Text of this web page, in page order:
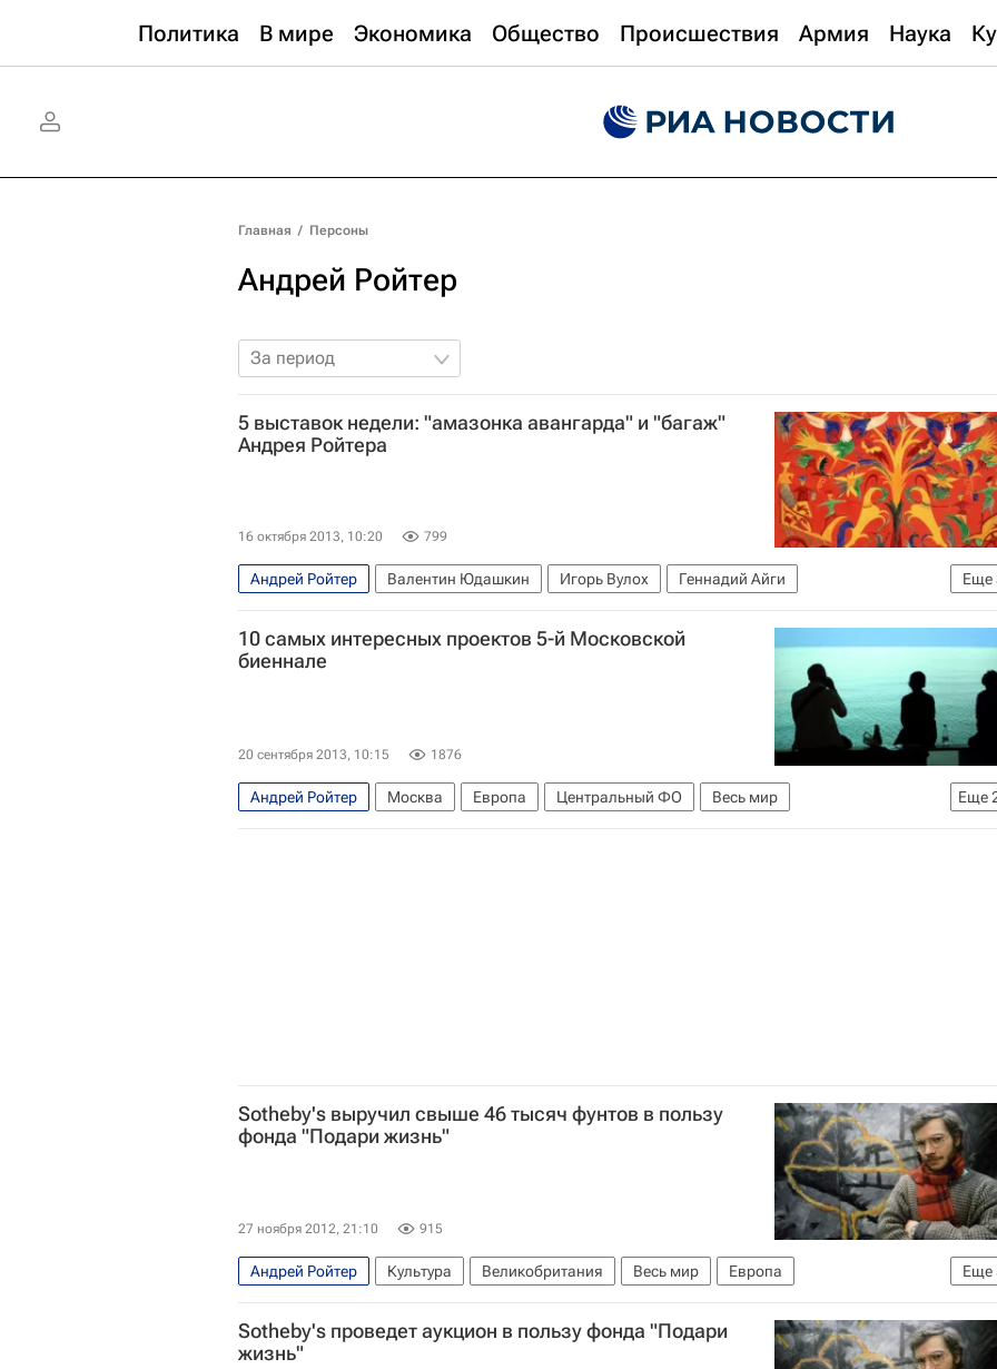
Политика В мире Экономика Общество Происшествия Армия Наука
Главная / Персоны
Андрей Ройтер
За период
5 выставок недели: "амазонка авангарда" и "багаж"
Андрея Ройтера
16 октября 2013, 10:20 799
Еще
Андрей Ройтер Валентин Юдашкин Игорь Вулох
Геннадий Айги
Третьяковская галерея
Московский музей современного искусства
Государственный музей изобразительных искусств имени А. С. Пушкина
10 самых интересных проектов 5-й Московской
биеннале
20 сентября 2013, 10:15 1876
Еще
Андрей Ройтер Москва Европа Центральный ФО
Весь мир
Анатолий Осмоловский
Ирина Корина Вадим Захаров
Надежда Толоконникова
Sotheby's выручил свыше 46 тысяч фунтов в пользу
фонда "Подари жизнь"
27 ноября 2012, 21:10 915
Еще
Андрей Ройтер Культура Великобритания Весь мир
Европа
Эмилия Кабакова
Эрик Булатов Сергей Братков
Фонд "Подари жизнь"
Sotheby's
Sotheby's проведет аукцион в пользу фонда "Подари
жизнь"